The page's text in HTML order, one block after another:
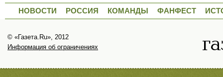
НОВОСТИ РОССИЯ КОМАНДЫ ФАНФЕСТ
© «Газета.Ru», 2012
Информация об ограничениях